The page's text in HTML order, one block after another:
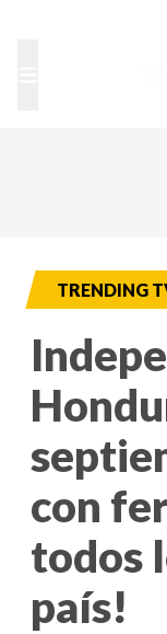
TRENDING
con
todos
país!